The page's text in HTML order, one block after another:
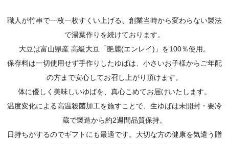
職人が竹串で一枚一枚すくい上げる、創業当時から変わらない製法
で湯葉作りを続けております。
大豆は富山県産 高級大豆「艶麗(エンレイ)」を100％使用。
保存料は一切使用せず手作りしたゆばは、小さいお子様からご年配
の方まで安心してお召し上がり頂けます。
体に優しく美味しいゆばを、真心こめてお届けいたします。
温度変化による高温殺菌加工を施すことで、生ゆばは未開封・要冷
蔵で製造から約2週間品質保持。
日持ちがするのでギフトにも最適です。大切な方の健康を気遣う贈